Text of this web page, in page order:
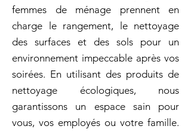
femmes de ménage prennent en
charge le rangement, le nettoyage
des surfaces et des sols pour un
environnement impeccable après vos
soirées. En utilisant des produits de
nettoyage écologiques, nous
garantissons un espace sain pour
vous, vos employés ou votre famille.